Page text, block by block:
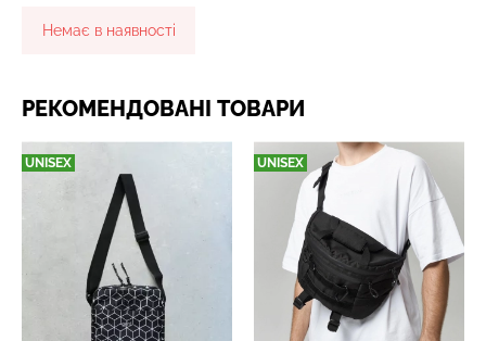
Немає в наявності
РЕКОМЕНДОВАНІ ТОВАРИ
UNISEX UNISEX